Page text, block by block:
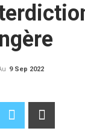
9 Sep 2022